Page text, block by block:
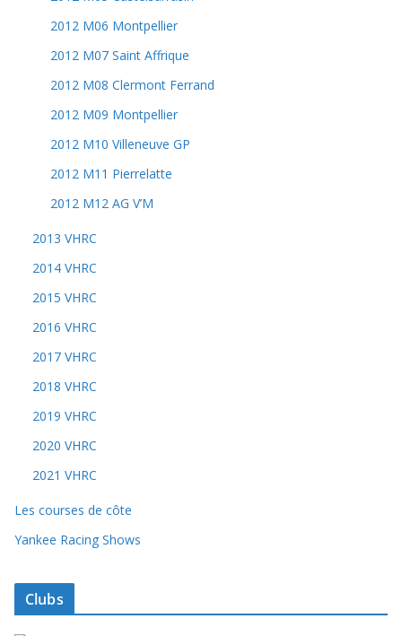
2012 M06 Montpellier
2012 M07 Saint Affrique
2012 M08 Clermont Ferrand
2012 M09 Montpellier
2012 M10 Villeneuve GP
2012 M11 Pierrelatte
2012 M12 AG V’M
2013 VHRC
2014 VHRC
2015 VHRC
2016 VHRC
2017 VHRC
2018 VHRC
2019 VHRC
2020 VHRC
2021 VHRC
Les courses de côte
Yankee Racing Shows
Clubs